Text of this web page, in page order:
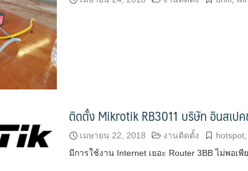
ติดตั้ง Mikrotik RB3011 บริษัท อินสเปค
เมษายน 22, 2018 งานติดตั้ง hotspot,
มีการใช้งาน Internet เยอะ Router 3BB ไม่พอเ